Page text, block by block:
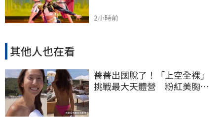
2小時前
其他人也在看
薔薔出國脫了！「上空全裸」
挑戰最大天體營 粉紅美胸被